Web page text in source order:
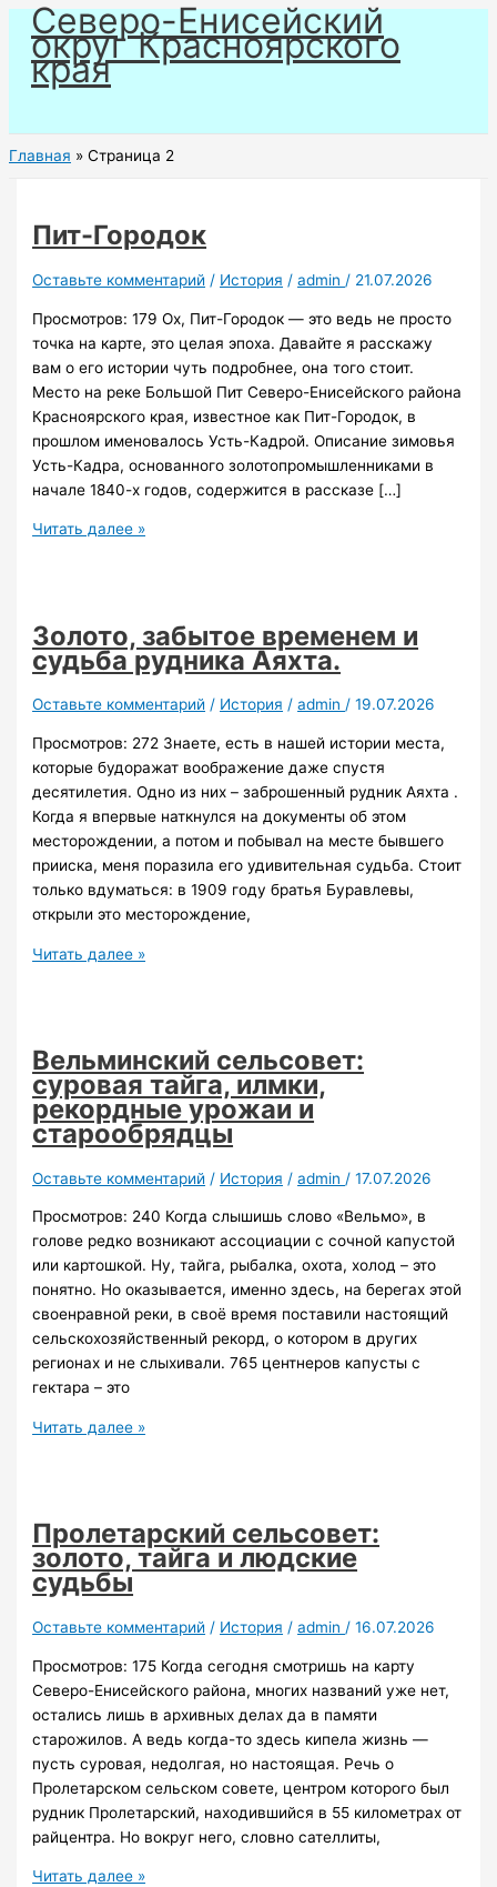
Перейти
содержимому
Северо-Енисейский
округ Красноярского
края
Главная Страница 2
Пит-Городок
Оставьте комментарий / История /admin / 21.07.2026
Просмотров: 179 Ох, Пит-Городок — это ведь не просто
точка на карте, это целая эпоха. Давайте я расскажу
вам о его истории чуть подробнее, она того стоит.
Место на реке Большой Пит Северо-Енисейского района
Красноярского края, известное как Пит-Городок, в
прошлом именовалось Усть-Кадрой. Описание зимовья
Усть-Кадра, основанного золотопромышленниками в
начале 1840-х годов, содержится в рассказе […]
Пит-
Читать далее »
Золото, забытое временем и
судьба рудника Аяхта.
Оставьте комментарий / История /admin/19.07.2026
Просмотров: 272 Знаете, есть в нашей истории места,
которые будоражат воображение даже спустя
десятилетия. Одно из них – заброшенный рудник Аяхта .
Когда я впервые наткнулся на документы об этом
месторождении, а потом и побывал на месте бывшего
прииска, меня поразила его удивительная судьба. Стоит
только вдуматься: в 1909 году братья Буравлевы,
открыли это месторождение,
Золото,
судьба
рудника
Аяхта.
Читать далее »
Вельминский сельсовет:
суровая тайга, илмки,
рекордные урожаи и
старообрядцы
Оставьте комментарий / История /admin /17.07.2026
Просмотров: 240 Когда слышишь слово «Вельмо», в
голове редко возникают ассоциации с сочной капустой
или картошкой. Ну, тайга, рыбалка, охота, холод – это
понятно. Но оказывается, именно здесь, на берегах этой
своенравной реки, в своё время поставили настоящий
сельскохозяйственный рекорд, о котором в других
регионах и не слыхивали. 765 центнеров капусты с
гектара – это
Вельминский
илмки,
рекордные
урожаи
и
старообрядцы
Читать далее »
Пролетарский сельсовет:
золото, тайга и людские
судьбы
Оставьте комментарий / История /admin /16.07.2026
Просмотров: 175 Когда сегодня смотришь на карту
Северо-Енисейского района, многих названий уже нет,
остались лишь в архивных делах да в памяти
старожилов. А ведь когда-то здесь кипела жизнь —
пусть суровая, недолгая, но настоящая. Речь о
Пролетарском сельском совете, центром которого был
рудник Пролетарский, находившийся в 55 километрах от
райцентра. Но вокруг него, словно сателлиты,
Пролетарский
Читать далее »